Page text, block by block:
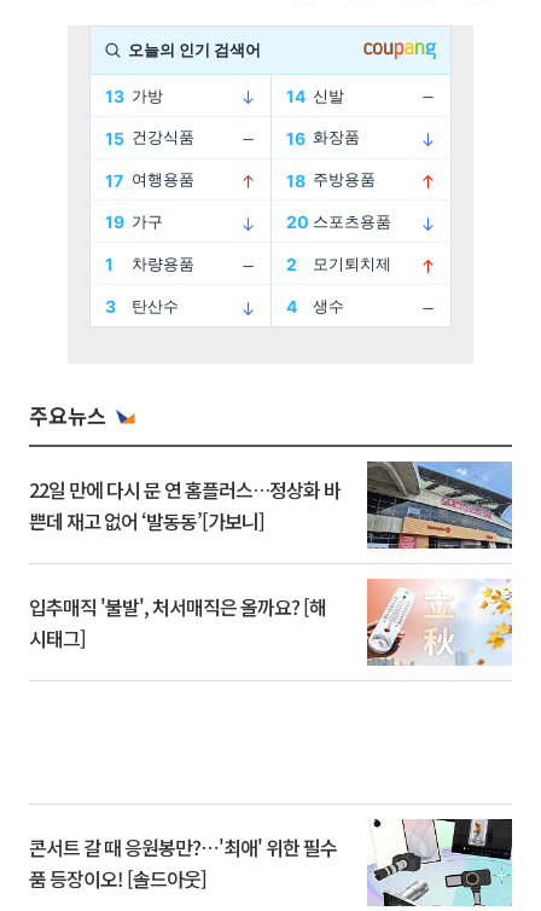
주요뉴스
22일 만에 다시 문 연 홈플러스…정상화 바
쁜데 재고 없어 ‘발동동’[가보니]
입추매직 '불발', 처서매직은 올까요? [해
시태그]
콘서트 갈 때 응원봉만?⋯'최애' 위한 필수
품 등장이오! [솔드아웃]